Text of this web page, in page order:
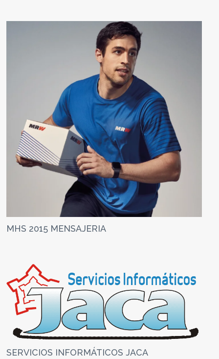
MHS 2015 MENSAJERIA
SERVICIOS INFORMÁTICOS JACA